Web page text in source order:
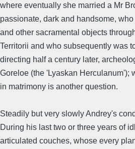
where eventually she married a Mr
passionate, dark and handsome,
and other sacramental objects
Territorii and who subsequently was
directing half a century later,
Goreloe (the 'Lyaskan Herculanum');
in matrimony is another question.
Steadily but very slowly Andrey's
During his last two or three years of
articulated couches, whose every